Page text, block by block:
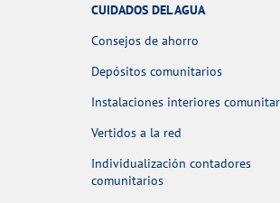
CUIDADOS DEL AGUA
Consejos de ahorro
Depósitos comunitarios
Instalaciones interiores
Vertidos a la red
Individualización contadores
comunitarios